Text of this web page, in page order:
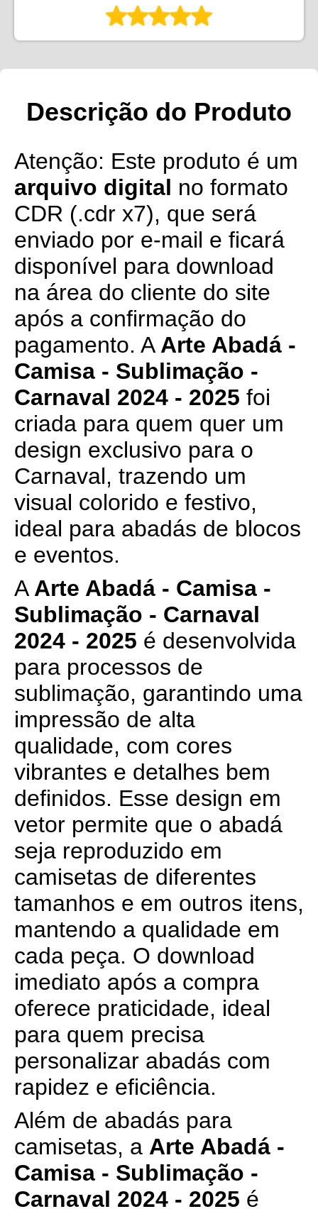
Descrição do Produto
Atenção: Este produto é um
arquivo digital no formato
CDR (.cdr x7), que será
enviado por e-mail e ficará
disponível para download
na área do cliente do site
após a confirmação do
pagamento. A Arte Abadá -
Camisa - Sublimação -
Carnaval 2024 - 2025 foi
criada para quem quer um
design exclusivo para o
Carnaval, trazendo um
visual colorido e festivo,
ideal para abadás de blocos
e eventos.
A Arte Abadá - Camisa -
Sublimação - Carnaval
2024 - 2025 é desenvolvida
para processos de
sublimação, garantindo uma
impressão de alta
qualidade, com cores
vibrantes e detalhes bem
definidos. Esse design em
vetor permite que o abadá
seja reproduzido em
camisetas de diferentes
tamanhos e em outros itens,
mantendo a qualidade em
cada peça. O download
imediato após a compra
oferece praticidade, ideal
para quem precisa
personalizar abadás com
rapidez e eficiência.
Além de abadás para
camisetas, a Arte Abadá -
Camisa - Sublimação -
Carnaval 2024 - 2025 é